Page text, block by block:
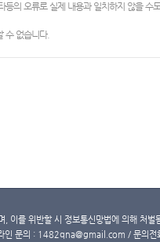
등의 오류로 실제 내용과 일치하지 않을
수 없습니다.
이를 위반할 시 정보통신망법에 의해 처벌
인 문의 : 1482qna@gmail.com / 문의